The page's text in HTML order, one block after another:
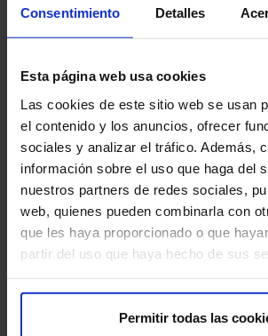
Consentimiento Detalles
Esta página web usa cookies
Las cookies de este sitio web se usan
el contenido y los anuncios, ofrecer
sociales y analizar el tráfico. Además,
información sobre el uso que haga del
nuestros partners de redes sociales,
web, quienes pueden combinarla con
que les haya proporcionado o que
partir del uso que haya hecho de sus
Permitir todas las
HM Nuevo Belén crea un
Lactancia para promover la
materna desde el nacimiento
HM Nuevo Belén pone en marcha esta
consciente de la importancia que tiene,
materno-infantil, e…